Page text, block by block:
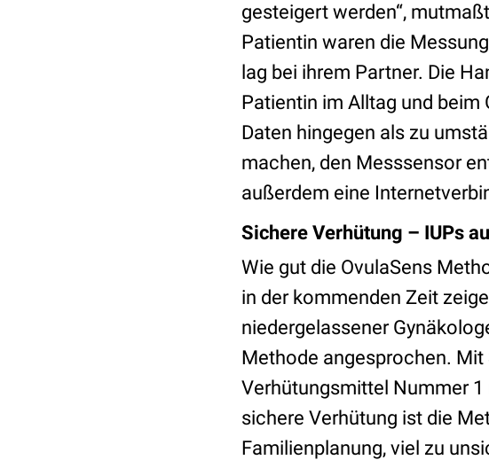
gesteigert werden“,
Patientin waren die
lag bei ihrem Partner. Die
Patientin im Alltag und
Daten hingegen als zu
machen, den Messsensor
außerdem eine
Sichere Verhütung – IUPs
Wie gut die OvulaSens
in der kommenden Zeit
niedergelassener
Methode angesprochen.
Verhütungsmittel Nummer 1
sichere Verhütung ist die
Familienplanung, viel zu